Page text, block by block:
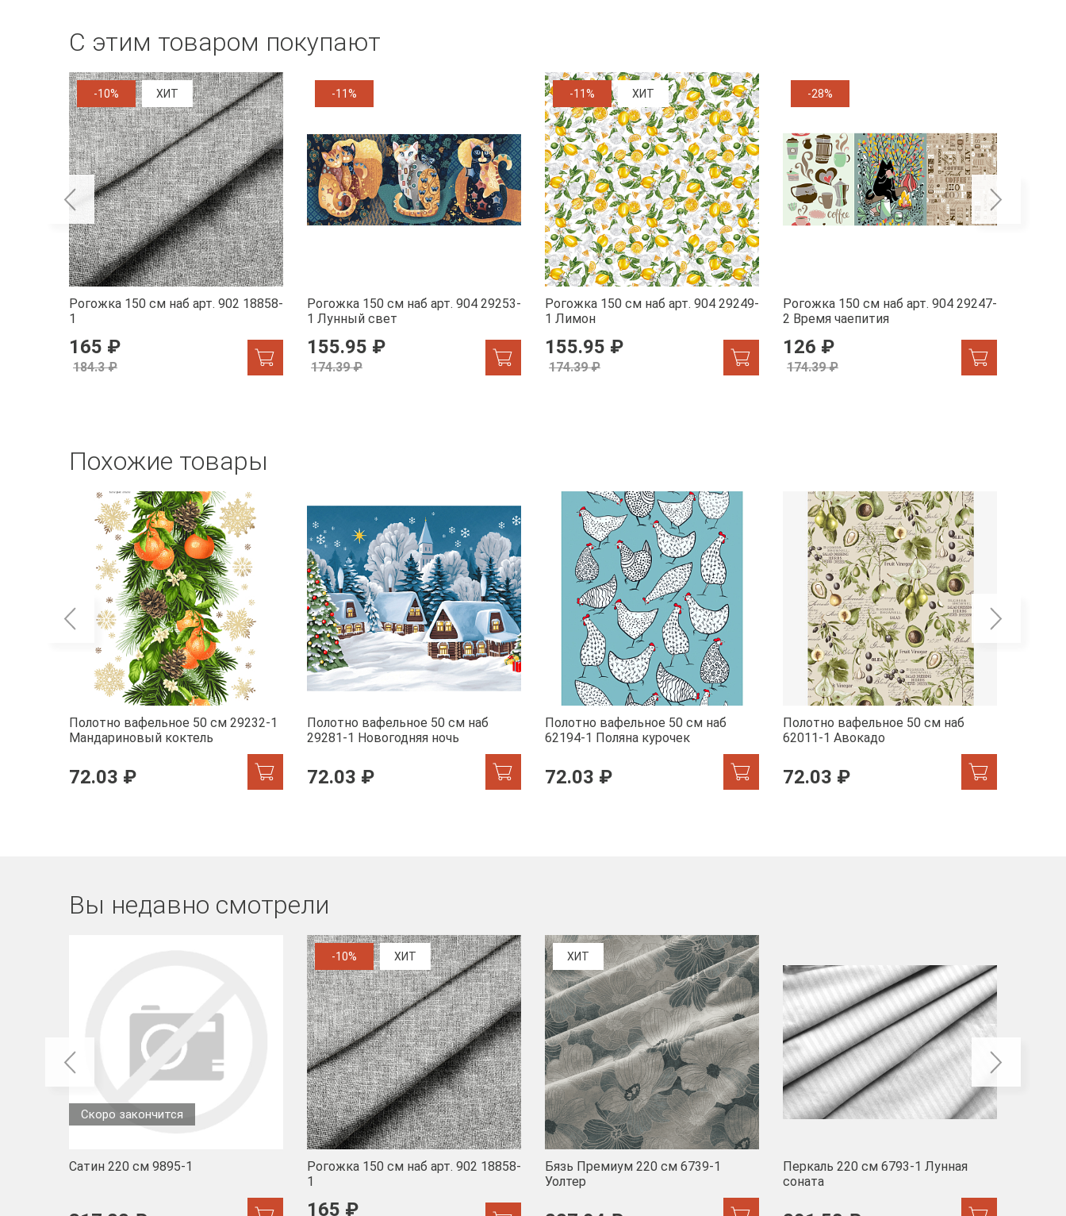
С этим товаром покупают
-10% ХИТ
Рогожка 150 см наб арт. 902 18858-
1
165 ₽
184.3 ₽
-11%
Рогожка 150 см наб арт. 904 29253-
1 Лунный свет
155.95 ₽
174.39 ₽
-11% ХИТ
Рогожка 150 см наб арт. 904 29249-
1 Лимон
155.95 ₽
174.39 ₽
-28%
Рогожка 150 см наб арт. 904 29247-
2 Время чаепития
126 ₽
174.39 ₽
Похожие товары
Полотно вафельное 50 см 29232-1
Мандариновый коктель
72.03 ₽
Полотно вафельное 50 см наб
29281-1 Новогодняя ночь
72.03 ₽
Полотно вафельное 50 см наб
62194-1 Поляна курочек
72.03 ₽
Полотно вафельное 50 см наб
62011-1 Авокадо
72.03 ₽
Вы недавно смотрели
Скоро закончится
Сатин 220 см 9895-1
-10% ХИТ
Рогожка 150 см наб арт. 902 18858-
1
165 ₽
ХИТ
Бязь Премиум 220 см 6739-1
Уолтер
Перкаль 220 см 6793-1 Лунная
соната